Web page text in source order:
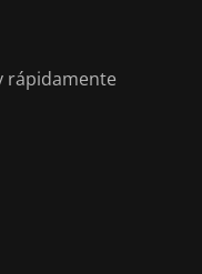
rápidamente